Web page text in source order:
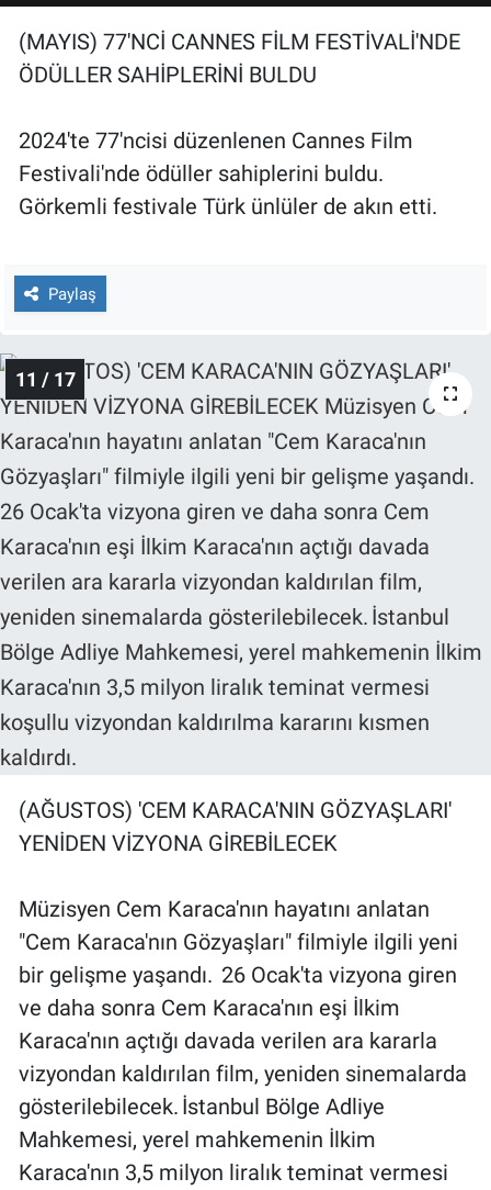
(MAYIS) 77'NCİ CANNES FİLM FESTİVALİ'NDE
ÖDÜLLER SAHİPLERİNİ BULDU
2024'te 77'ncisi düzenlenen Cannes Film
Festivali'nde ödüller sahiplerini buldu.
Görkemli festivale Türk ünlüler de akın etti.
Paylaş
11 / 17
(AĞUSTOS) 'CEM KARACA'NIN GÖZYAŞLARI'
YENİDEN VİZYONA GİREBİLECEK
Müzisyen Cem Karaca'nın hayatını anlatan
"Cem Karaca'nın Gözyaşları" filmiyle ilgili yeni
bir gelişme yaşandı. 26 Ocak'ta vizyona giren
ve daha sonra Cem Karaca'nın eşi İlkim
Karaca'nın açtığı davada verilen ara kararla
vizyondan kaldırılan film, yeniden sinemalarda
gösterilebilecek. İstanbul Bölge Adliye
Mahkemesi, yerel mahkemenin İlkim
Karaca'nın 3,5 milyon liralık teminat vermesi